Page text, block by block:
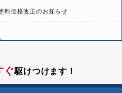
料価格改正のお知らせ
ぐ駆けつけます！